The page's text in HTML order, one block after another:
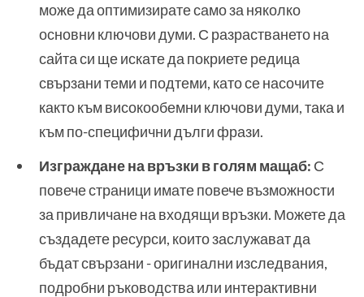
може да оптимизирате само за няколко
основни ключови думи. С разрастването на
сайта си ще искате да покриете редица
свързани теми и подтеми, като се насочите
както към високообемни ключови думи, така и
към по-специфични дълги фрази.
Изграждане на връзки в голям мащаб: С
повече страници имате повече възможности
за привличане на входящи връзки. Можете да
създадете ресурси, които заслужават да
бъдат свързани - оригинални изследвания,
подробни ръководства или интерактивни